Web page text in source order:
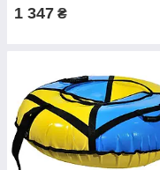
1 347 ₴